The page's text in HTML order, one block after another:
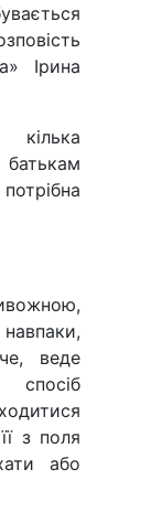
Ірина
веде
спосіб
з поля
або